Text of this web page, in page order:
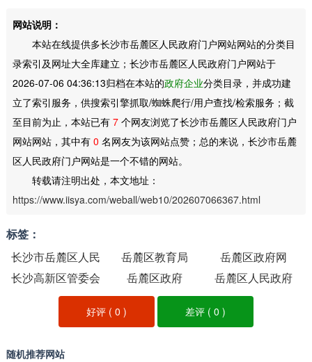
网站说明：
本站在线提供多长沙市岳麓区人民政府门户网站网站的分类目
录索引及网址大全库建立；长沙市岳麓区人民政府门户网站于
2026-07-06 04:36:13归档在本站的政府企业分类目录，并成功建
立了索引服务，供搜索引擎抓取/蜘蛛爬行/用户查找/检索服务；截
至目前为止，本站已有 7个网友浏览了长沙市岳麓区人民政府门户
网站网站，其中有 0 名网友为该网站点赞；总的来说，长沙市岳麓
区人民政府门户网站是一个不错的网站。
转载请注明出处，本文地址：
https://www.iisya.com/weball/web10/202607066367.html
标签：
长沙市岳麓区人民
政府门户网站
岳麓区教育局
岳麓区政府网
长沙高新区管委会
岳麓区政府 岳麓区人民政府
好评 (0 ) 差评 ( 0 )
随机推荐网站